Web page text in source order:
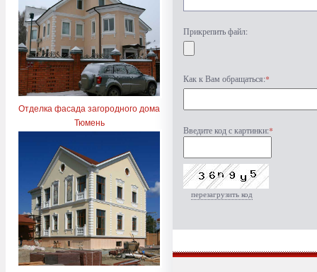
Отделка фасада загородного дома
Тюмень
Прикрепить файл:
Как к Вам обращаться:*
Введите код с картинки:*
перезагрузить код